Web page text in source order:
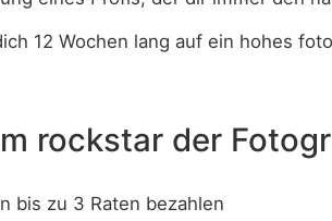
12 Wochen lang auf ein hohes
rockstar der
bis zu 3 Raten bezahlen